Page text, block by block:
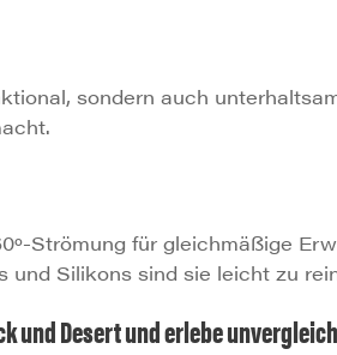
sondern auch
Strömung für gleichmäßige
Silikons sind sie leicht zu
und Desert und erlebe